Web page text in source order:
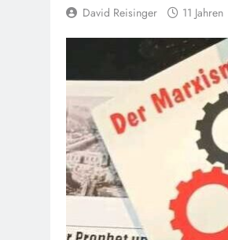
David Reisinger 11 Jahren